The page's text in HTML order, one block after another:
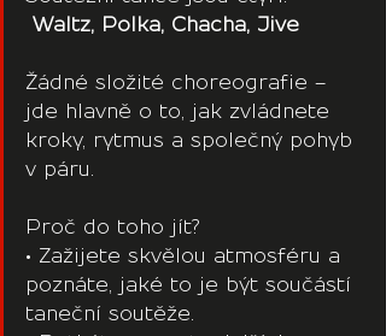
Waltz, Polka, Chacha, Jive
Žádné složité choreografie –
jde hlavně o to, jak zvládnete
kroky, rytmus a společný pohyb
v páru.
Proč do toho jít?
• Zažijete skvělou atmosféru a
poznáte, jaké to je být součástí
taneční soutěže.